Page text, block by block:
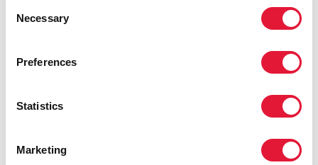
Selection
Necessary
Preferences
Statistics
Marketing
фармацевтического производства в Африке.
миллионов сотрудников общинного
двусторонней встрече с президентом Сьерра-
визите в женскую больницу и о полученной в ходе
него информации о том, что во всей стране